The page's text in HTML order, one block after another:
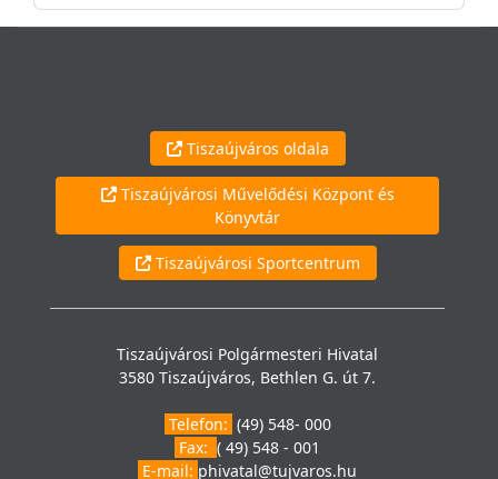
Tiszaújváros oldala
Tiszaújvárosi Művelődési Központ és
Könyvtár
Tiszaújvárosi Sportcentrum
Tiszaújvárosi Polgármesteri Hivatal
3580 Tiszaújváros, Bethlen G. út 7.
Telefon: (49) 548- 000
Fax: ( 49) 548 - 001
E-mail: phivatal@tujvaros.hu